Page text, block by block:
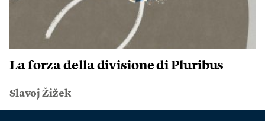
La forza della divisione di Pluribus
Slavoj Žižek